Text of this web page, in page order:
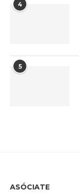
4
5
ASÓCIATE